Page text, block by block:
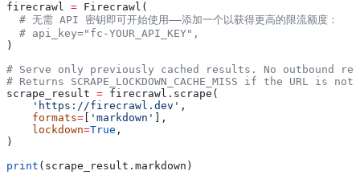
firecrawl = Firecrawl(
  # 无需 API 密钥即可开始使用——添加一个以获得更高的限流额度：
  # api_key="fc-YOUR_API_KEY",
)
# Serve only previously cached results. No outbound
# Returns SCRAPE_LOCKDOWN_CACHE_MISS if the URL is
scrape_result = firecrawl.scrape(
    'https://firecrawl.dev'
,
    formats
= 'markdown'
],
    lockdown
=True ,
)
print (scrape_result.markdown)